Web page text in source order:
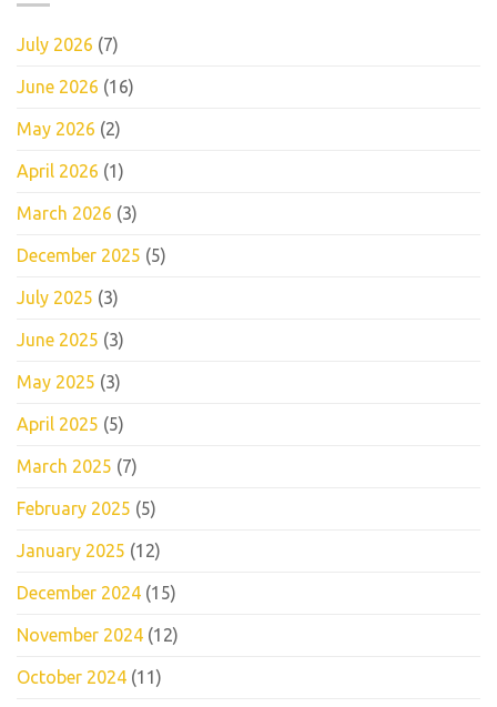
July 2026 (7)
June 2026 (16)
May 2026 (2)
April 2026 (1)
March 2026 (3)
December 2025 (5)
July 2025 (3)
June 2025 (3)
May 2025 (3)
April 2025 (5)
March 2025 (7)
February 2025 (5)
January 2025 (12)
December 2024 (15)
November 2024 (12)
October 2024 (11)